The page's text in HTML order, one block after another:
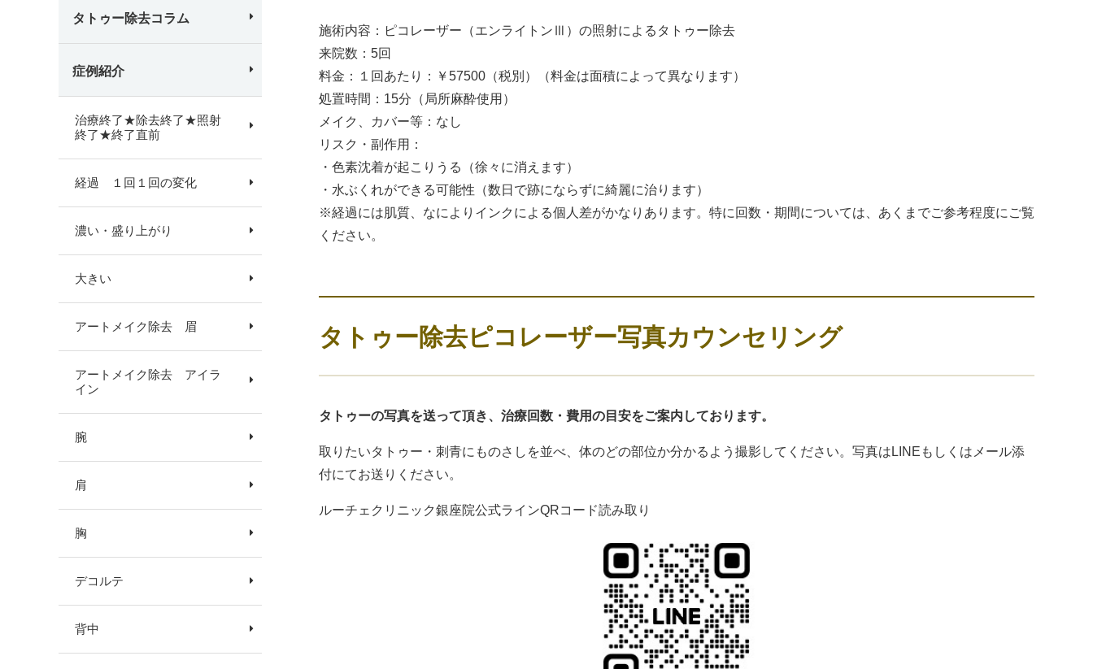
施術内容：ピコレーザー（エンライトンⅢ）の照射によるタトゥー除去
来院数：5回
料金：１回あたり：￥57500（税別）（料金は面積によって異なります）
処置時間：15分（局所麻酔使用）
メイク、カバー等：なし
リスク・副作用：
・色素沈着が起こりうる（徐々に消えます）
・水ぶくれができる可能性（数日で跡にならずに綺麗に治ります）
※経過には肌質、なによりインクによる個人差がかなりあります。特に回数・期間については、あくまでご参考程度にご覧
ください。
タトゥー除去ピコレーザー写真カウンセリング
タトゥーの写真を送って頂き、治療回数・費用の目安をご案内しております。
取りたいタトゥー・刺青にものさしを並べ、体のどの部位か分かるよう撮影してください。写真はLINEもしくはメール添
付にてお送りください。
ルーチェクリニック銀座院公式ラインQRコード読み取り
タトゥー除去コラム
症例紹介
治療終了★除去終了★照射
終了★終了直前
経過 １回１回の変化
濃い・盛り上がり
大きい
アートメイク除去 眉
アートメイク除去 アイラ
イン
腕
肩
胸
デコルテ
背中